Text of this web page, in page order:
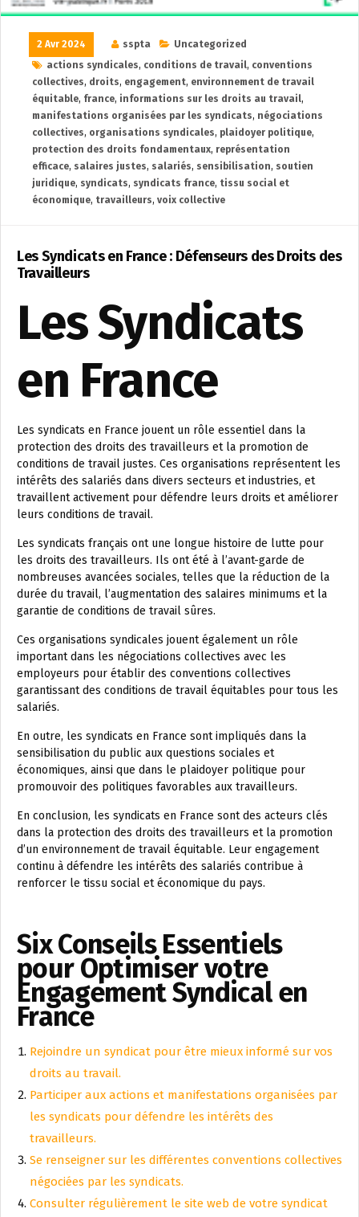
2 Avr 2024 sspta
Uncategorized
actions syndicales, conditions de travail, conventions
collectives, droits, engagement, environnement de travail
équitable, france, informations sur les droits au travail,
manifestations organisées par les syndicats, négociations
collectives, organisations syndicales, plaidoyer politique,
protection des droits fondamentaux, représentation
efficace, salaires justes, salariés, sensibilisation, soutien
juridique, syndicats, syndicats france, tissu social et
économique, travailleurs, voix collective
Les Syndicats en France : Défenseurs des Droits des
Travailleurs
Les Syndicats
en France
Les syndicats en France jouent un rôle essentiel dans la
protection des droits des travailleurs et la promotion de
conditions de travail justes. Ces organisations représentent les
intérêts des salariés dans divers secteurs et industries, et
travaillent activement pour défendre leurs droits et améliorer
leurs conditions de travail.
Les syndicats français ont une longue histoire de lutte pour
les droits des travailleurs. Ils ont été à l’avant-garde de
nombreuses avancées sociales, telles que la réduction de la
durée du travail, l’augmentation des salaires minimums et la
garantie de conditions de travail sûres.
Ces organisations syndicales jouent également un rôle
important dans les négociations collectives avec les
employeurs pour établir des conventions collectives
garantissant des conditions de travail équitables pour tous les
salariés.
En outre, les syndicats en France sont impliqués dans la
sensibilisation du public aux questions sociales et
économiques, ainsi que dans le plaidoyer politique pour
promouvoir des politiques favorables aux travailleurs.
En conclusion, les syndicats en France sont des acteurs clés
dans la protection des droits des travailleurs et la promotion
d’un environnement de travail équitable. Leur engagement
continu à défendre les intérêts des salariés contribue à
renforcer le tissu social et économique du pays.
Six Conseils Essentiels
pour Optimiser votre
Engagement Syndical en
France
Rejoindre un syndicat pour être mieux informé sur vos
droits au travail.
Participer aux actions et manifestations organisées par
les syndicats pour défendre les intérêts des
travailleurs.
Se renseigner sur les différentes conventions collectives
négociées par les syndicats.
Consulter régulièrement le site web de votre syndicat